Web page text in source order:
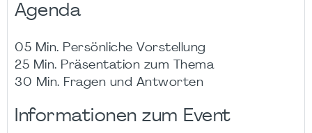
Agenda
05 Min. Persönliche Vorstellung
25 Min. Präsentation zum Thema
30 Min. Fragen und Antworten
Informationen zum Event